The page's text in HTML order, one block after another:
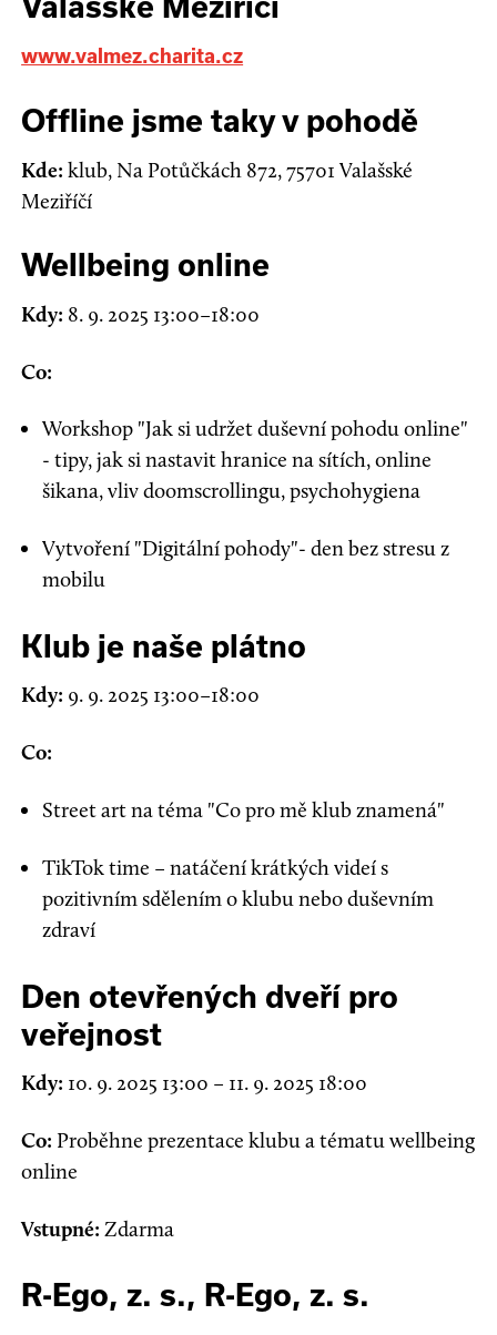
Valašské Meziříčí
www.valmez.charita.cz
Offline jsme taky v pohodě
Kde: klub, Na Potůčkách 872, 75701 Valašské
Meziříčí
Wellbeing online
Kdy: 8. 9. 2025 13:00–18:00
Co:
Workshop "Jak si udržet duševní pohodu online"
- tipy, jak si nastavit hranice na sítích, online
šikana, vliv doomscrollingu, psychohygiena
Vytvoření "Digitální pohody"- den bez stresu z
mobilu
Klub je naše plátno
Kdy: 9. 9. 2025 13:00–18:00
Co:
Street art na téma "Co pro mě klub znamená"
TikTok time – natáčení krátkých videí s
pozitivním sdělením o klubu nebo duševním
zdraví
Den otevřených dveří pro
veřejnost
Kdy: 10. 9. 2025 13:00 – 11. 9. 2025 18:00
Co: Proběhne prezentace klubu a tématu wellbeing
online
Vstupné: Zdarma
R-Ego, z. s., R-Ego, z. s.